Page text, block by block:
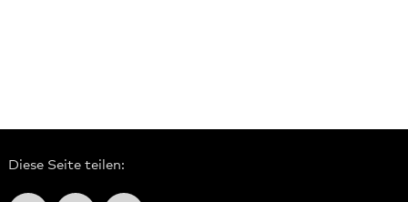
Diese Seite teilen: